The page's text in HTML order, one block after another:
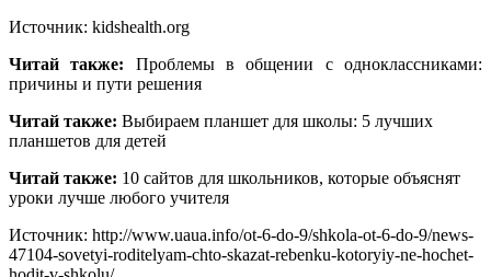
Источник: kidshealth.org
Читай также: Проблемы в общении с одноклассниками:
причины и пути решения
Читай также: Выбираем планшет для школы: 5 лучших
планшетов для детей
Читай также: 10 сайтов для школьников, которые объяснят
уроки лучше любого учителя
Источник: http://www.uaua.info/ot-6-do-9/shkola-ot-6-do-9/news-
47104-sovetyi-roditelyam-chto-skazat-rebenku-kotoryiy-ne-hochet-